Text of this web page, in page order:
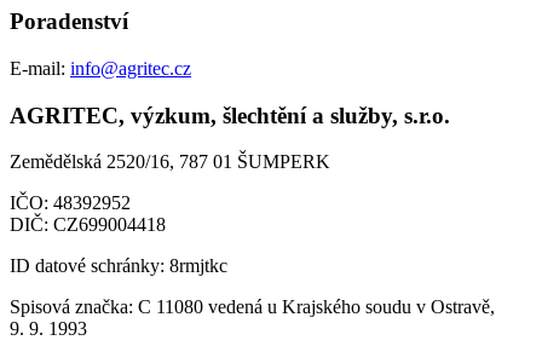
Poradenství
E-mail: info@agritec.cz
AGRITEC, výzkum, šlechtění a služby, s.r.o.
Zemědělská 2520/16, 787 01 ŠUMPERK
IČO: 48392952
DIČ: CZ699004418
ID datové schránky: 8rmjtkc
Spisová značka: C 11080 vedená u Krajského soudu v Ostravě,
9. 9. 1993